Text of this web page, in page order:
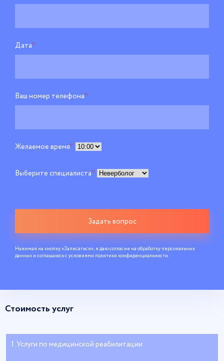
Дата*
Ваш номер телефона*
Желаемое время*
Выберите специалиста*
Задать вопрос
Нажимая на кнопку «Записаться», я даю согласие на обработку персональных
данных и соглашаюсь c условиями политики конфиденциальности.
Стоимость услуг
1. Услуги по медицинской реабилитации